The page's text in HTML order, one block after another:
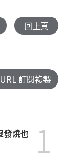
回上頁
訂閱複製
1